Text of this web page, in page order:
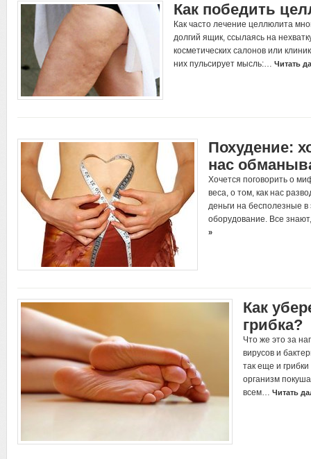
Как победить
Как часто лечение целлюлита
долгий ящик, ссылаясь на
косметических салонов или
них пульсирует мысль:… Читать
Похудение:
нас
Хочется поговорить о
веса, о том, как нас
деньги на бесполезные
оборудование. Все
»
Как
грибка?
Что же это за
вирусов и
так еще и
организм
всем… Читать